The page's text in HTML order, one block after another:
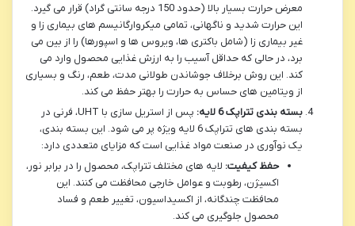
معرض حرارت بسیار بالا (حدود 150 درجه سانتی گراد) قرار می گیرد.
این حرارت شدید و ناگهانی، تمامی میکروارگانیسم های بیماری زا و
غیر بیماری زا (شامل باکتری ها، ویروس ها و اسپورها) را از بین می
برد، در حالی که حداقل آسیب را به ارزش غذایی محصول وارد می
کند. این روش برخلاف جوشاندن طولانی مدت، طعم، رنگ و بسیاری
از ویتامین های حساس به حرارت را بهتر حفظ می کند.
بسته بندی تتراپک 6 لایه:
پس از استریل سازی با UHT، فرنی در
بسته بندی های تتراپک 6 لایه ویژه پر می شود. این بسته بندی،
یک نوآوری در صنعت مواد غذایی است که مزایای متعددی دارد:
حفظ کیفیت: لایه های مختلف تتراپک، محصول را در برابر نور،
اکسیژن، رطوبت و عوامل خارجی محافظت می کنند. این
محافظت چندگانه، از اکسیداسیون، تغییر طعم و فساد
محصول جلوگیری می کند.